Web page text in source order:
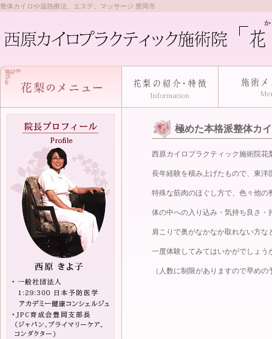
整体カイロや温熱療法、エステ、マッサージ 豊岡市
極めた本格派整体カ
西原カイロプラクティック施術院花
長年経験を積み上げたもので、東
特殊な筋肉のほぐし方で、色々他
体の中への入り込み・気持ち良さ
肩こりで奥がなかなか取れない方
一度体験してみてはいかがでしょう
（人数に制限がありますので早め